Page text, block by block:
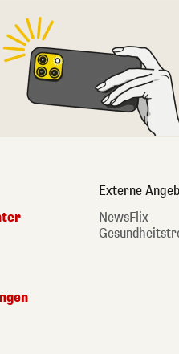
Externe
NewsFlix